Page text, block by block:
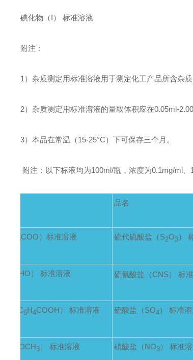
碘化物（I） 标准溶液
附注：
1 ）杂质测定用标准溶液用于测定化工产品所含杂
2）杂质测定用标准溶液的量取体积应在0.05ml-
3）本品在常温（15-25°C）下可保存三个月。
附注：以下标液均为100ml/瓶，浓度为0.1mg/ml、
品名
3COO）标准溶液 硫代硫酸盐（S2O3）
CHO） 标准溶液 硫氰酸盐（CNS） 标
HOC6H4COOH） 标准溶液 硫酸盐（SO4） 标准
COCH3） 标准溶液 硝酸盐（NO3） 标准